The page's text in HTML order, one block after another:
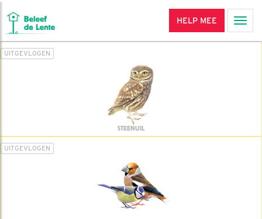
HELP MEE
UITGEVLOGEN
STEENUIL
UITGEVLOGEN